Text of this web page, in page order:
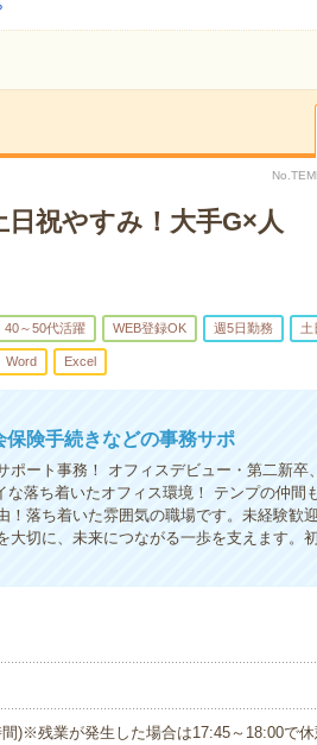
日祝やすみ！大手G×人
40～50代活躍 WEB登録OK 週5日勤務 土
Word Excel
保険手続きなどの事務サポ
ート事務！ オフィスデビュー・第二新卒
落ち着いたオフィス環境！ テンプの仲間
落ち着いた雰囲気の職場です。未経験歓
切に、未来につながる一歩を支えます。
)※残業が発生した場合は17:45～18:00で休